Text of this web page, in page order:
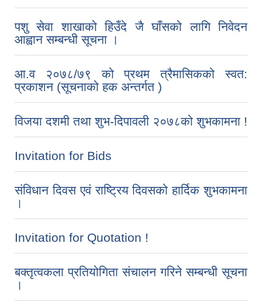
पशु सेवा शाखाको हिउँदे जै घाँसको लागि निवेदन
आह्वान सम्बन्धी सूचना ।
आ.व २०७८/७९ को प्रथम त्रैमासिकको स्वत:
प्रकाशन (सूचनाको हक अन्तर्गत )
विजया दशमी तथा शुभ-दिपावली २०७८को शुभकामना !
Invitation for Bids
संविधान दिवस एवं राष्ट्रिय दिवसको हार्दिक शुभकामना
।
Invitation for Quotation !
बक्तृत्वकला प्रतियोगिता संचालन गरिने सम्बन्धी सूचना
।